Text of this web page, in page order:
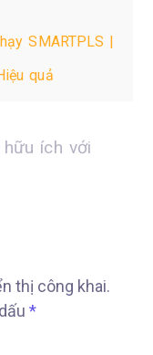
SMARTPLS |
quả
hữu ích với
thị công khai.
*